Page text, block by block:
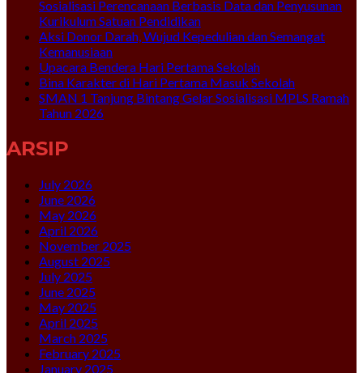
Sosialisasi Perencanaan Berbasis Data dan Penyusunan
Kurikulum Satuan Pendidikan
Aksi Donor Darah, Wujud Kepedulian dan Semangat
Kemanusiaan
Upacara Bendera Hari Pertama Sekolah
Bina Karakter di Hari Pertama Masuk Sekolah
SMAN 1 Tanjung Bintang Gelar Sosialisasi MPLS Ramah
Tahun 2026
ARSIP
July 2026
June 2026
May 2026
April 2026
November 2025
August 2025
July 2025
June 2025
May 2025
April 2025
March 2025
February 2025
January 2025